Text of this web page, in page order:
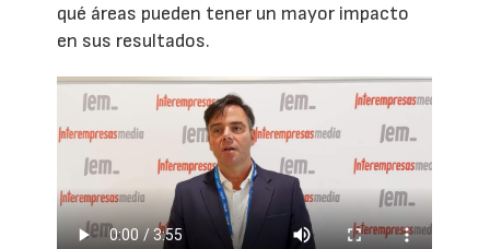
qué áreas pueden tener un mayor impacto
en sus resultados.